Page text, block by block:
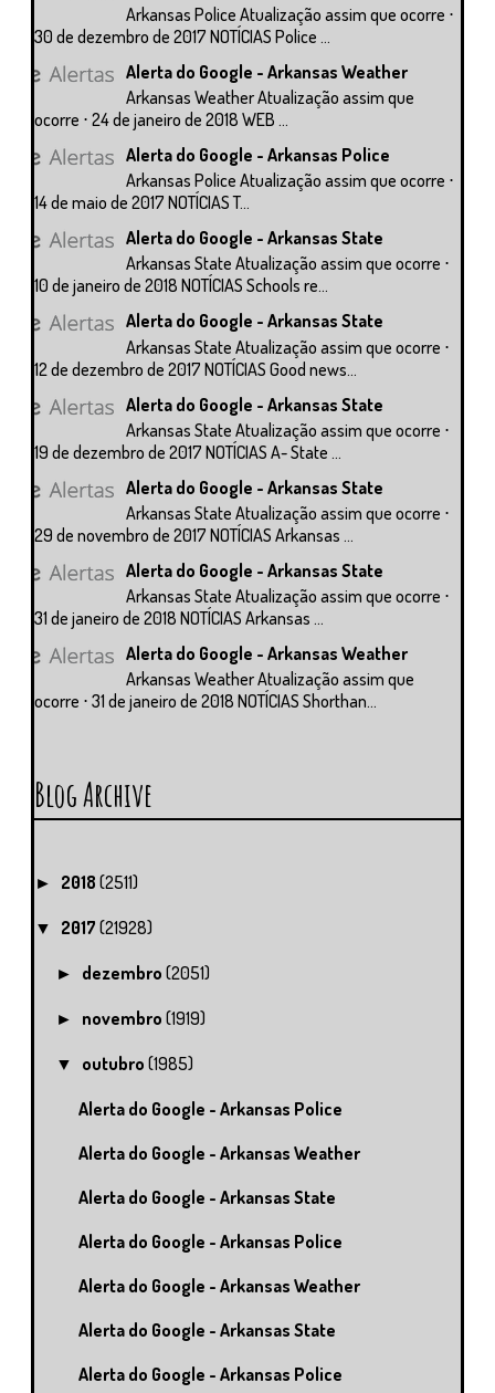
Arkansas Police Atualização assim que ocorre ⋅
30 de dezembro de 2017 NOTÍCIAS Police ...
Alerta do Google - Arkansas Weather
Arkansas Weather Atualização assim que
ocorre ⋅ 24 de janeiro de 2018 WEB ...
Alerta do Google - Arkansas Police
Arkansas Police Atualização assim que ocorre ⋅
14 de maio de 2017 NOTÍCIAS T...
Alerta do Google - Arkansas State
Arkansas State Atualização assim que ocorre ⋅
10 de janeiro de 2018 NOTÍCIAS Schools re...
Alerta do Google - Arkansas State
Arkansas State Atualização assim que ocorre ⋅
12 de dezembro de 2017 NOTÍCIAS Good news...
Alerta do Google - Arkansas State
Arkansas State Atualização assim que ocorre ⋅
19 de dezembro de 2017 NOTÍCIAS A- State ...
Alerta do Google - Arkansas State
Arkansas State Atualização assim que ocorre ⋅
29 de novembro de 2017 NOTÍCIAS Arkansas ...
Alerta do Google - Arkansas State
Arkansas State Atualização assim que ocorre ⋅
31 de janeiro de 2018 NOTÍCIAS Arkansas ...
Alerta do Google - Arkansas Weather
Arkansas Weather Atualização assim que
ocorre ⋅ 31 de janeiro de 2018 NOTÍCIAS Shorthan...
Blog Archive
► 2018 (2511)
▼ 2017 (21928)
► dezembro(2051)
► novembro(1919)
▼ outubro(1985)
Alerta do Google - Arkansas Police
Alerta do Google - Arkansas Weather
Alerta do Google - Arkansas State
Alerta do Google - Arkansas Police
Alerta do Google - Arkansas Weather
Alerta do Google - Arkansas State
Alerta do Google - Arkansas Police